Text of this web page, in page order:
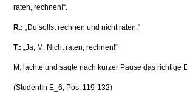
raten, rechnen!“.
R.: „Du sollst rechnen und nicht raten.“
T.: „Ja, M. Nicht raten, rechnen!“
M. lachte und sagte nach kurzer Pause das richtige
(StudentIn E_6, Pos. 119-132)